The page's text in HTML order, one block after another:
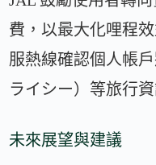
費，以最大化哩程
服熱線確認個人帳
ライシー）等旅行
未來展望與建議